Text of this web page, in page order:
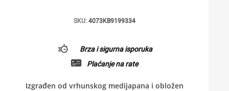
SKU: 4073KB9199334
Brza i sigurna isporuka
Plaćanje na rate
Izgrađen od vrhunskog medijapana i obložen